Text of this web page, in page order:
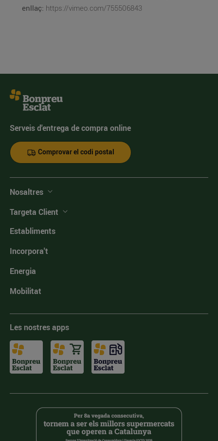
enllaç: https://vimeo.com/755506843
Serveis d'entrega de compra online
Comprovar el codi postal
Nosaltres
Targeta Client
Establiments
Incorpora't
Energia
Mobilitat
Les nostres apps